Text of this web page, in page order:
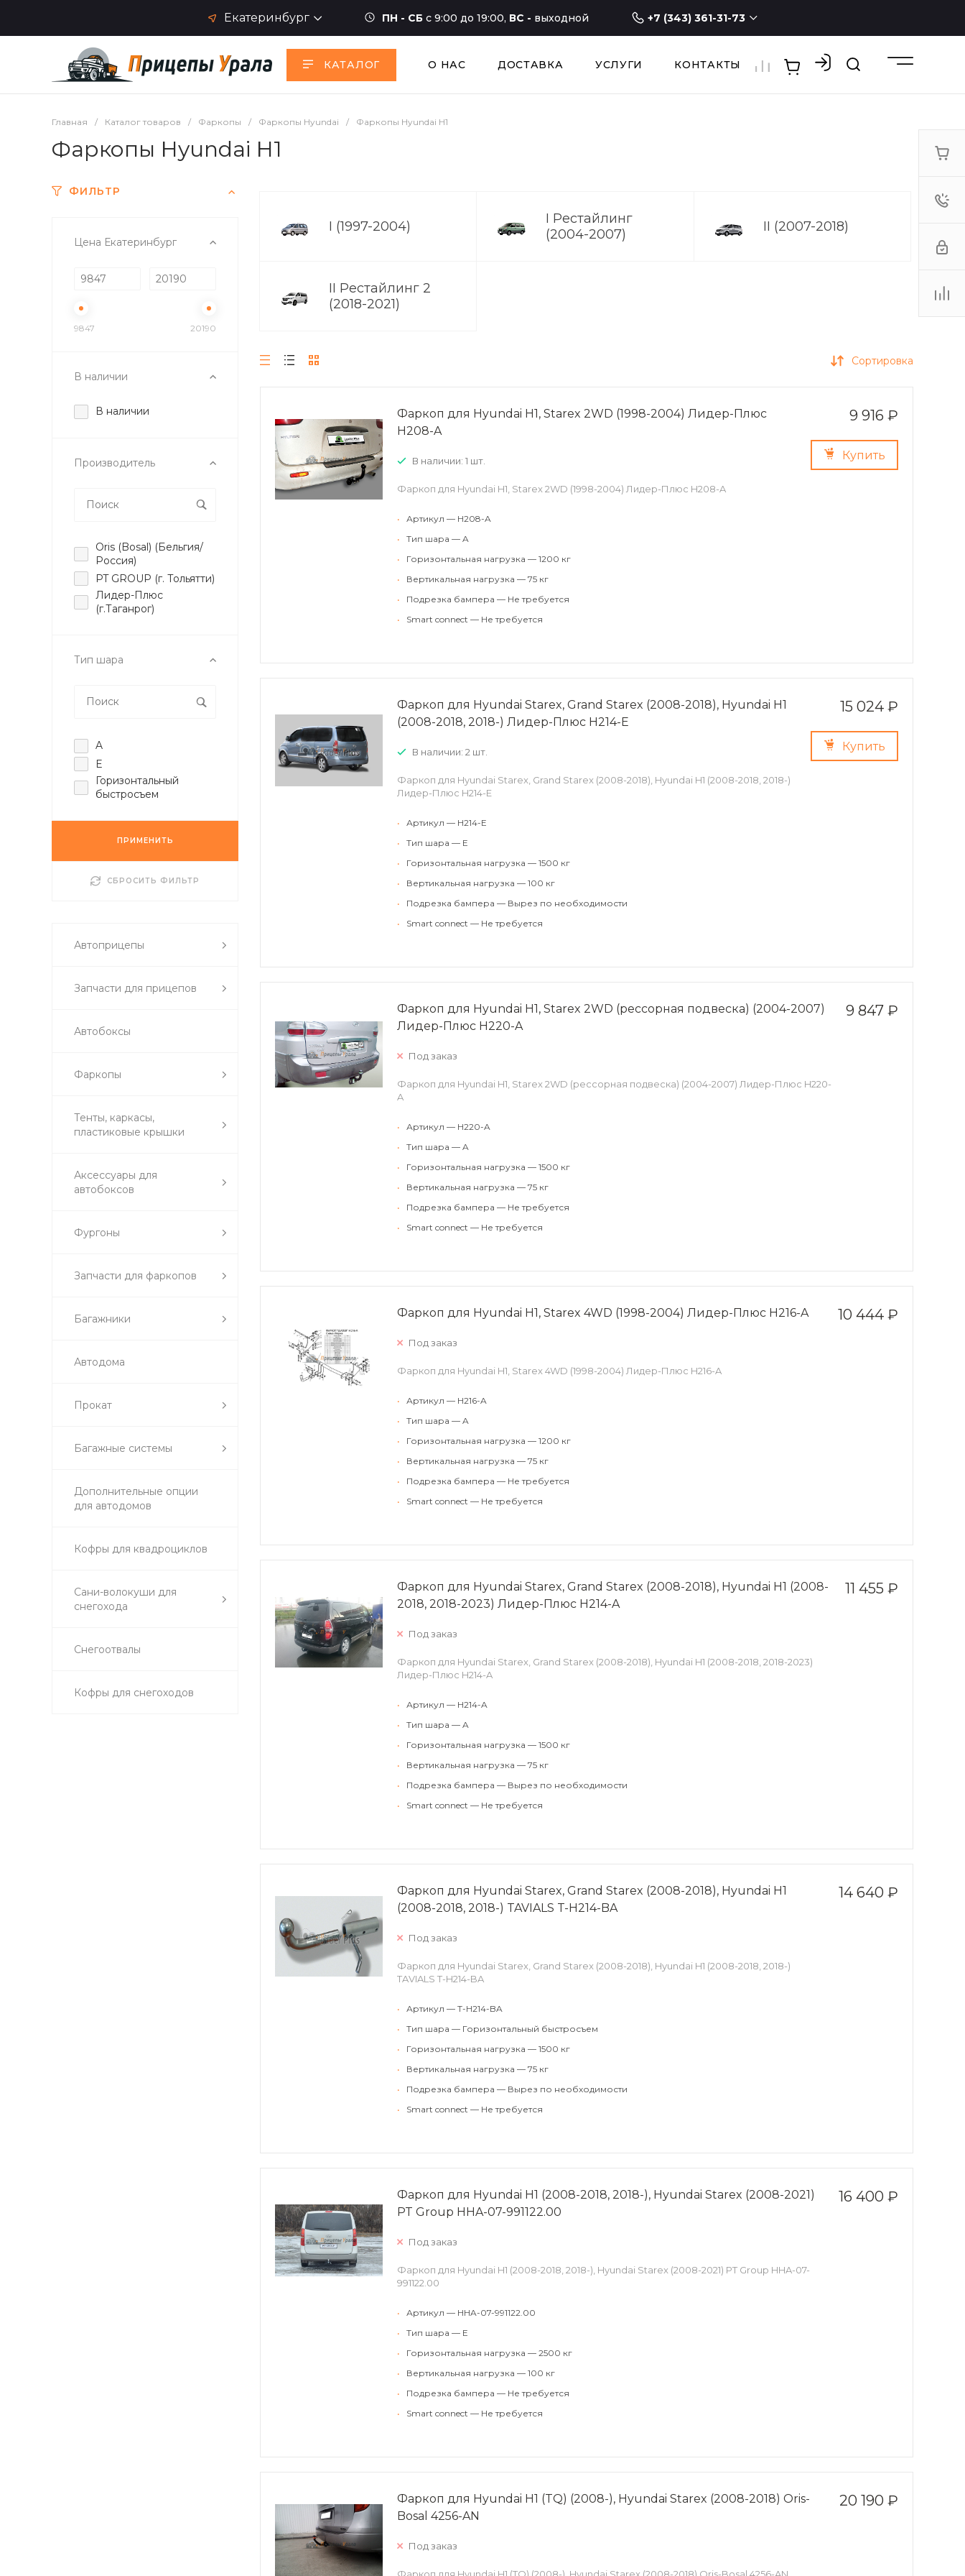
Екатеринбург ПН - СБ с 9:00 до 19:00, ВС - выходной +7 (343) 361-31-73
+7 (343) 361-31-73
КАТАЛОГ О НАС ДОСТАВКА УСЛУГИ КОНТАКТЫ
Главная / Каталог товаров / Фаркопы / Фаркопы Hyundai / Фаркопы Hyundai H1
Фаркопы Hyundai H1
ФИЛЬТР
Цена Екатеринбург
9847 20190
В наличии
В наличии
Производитель
Oris (Bosal) (Бельгия/
Россия)
PT GROUP (г. Тольятти)
Лидер-Плюс
(г.Таганрог)
Тип шара
A
E
Горизонтальный
быстросъем
ПРИМЕНИТЬ
СБРОСИТЬ ФИЛЬТР
Автоприцепы
Запчасти для прицепов
Автобоксы
Фаркопы
Тенты, каркасы,
пластиковые крышки
Аксессуары для
автобоксов
Фургоны
Запчасти для фаркопов
Багажники
Автодома
Прокат
Багажные системы
Дополнительные опции
для автодомов
Кофры для квадроциклов
Сани-волокуши для
снегохода
Снегоотвалы
Кофры для снегоходов
I (1997-2004)
I Рестайлинг
(2004-2007)
II (2007-2018)
II Рестайлинг 2
(2018-2021)
Сортировка
9 916 ₽
Купить
Фаркоп для Hyundai H1, Starex 2WD (1998-2004) Лидер-Плюс
H208-A
В наличии: 1 шт.
Фаркоп для Hyundai H1, Starex 2WD (1998-2004) Лидер-Плюс H208-A
•
Артикул — H208-A
•
Тип шара — A
•
Горизонтальная нагрузка — 1200 кг
•
Вертикальная нагрузка — 75 кг
•
Подрезка бампера — Не требуется
•
Smart connect — Не требуется
15 024 ₽
Купить
Фаркоп для Hyundai Starex, Grand Starex (2008-2018), Hyundai H1
(2008-2018, 2018-) Лидер-Плюс H214-E
В наличии: 2 шт.
Фаркоп для Hyundai Starex, Grand Starex (2008-2018), Hyundai H1 (2008-2018, 2018-)
Лидер-Плюс H214-E
•
Артикул — H214-E
•
Тип шара — E
•
Горизонтальная нагрузка — 1500 кг
•
Вертикальная нагрузка — 100 кг
•
Подрезка бампера — Вырез по необходимости
•
Smart connect — Не требуется
9 847 ₽
Фаркоп для Hyundai H1, Starex 2WD (рессорная подвеска) (2004-2007)
Лидер-Плюс H220-A
Под заказ
Фаркоп для Hyundai H1, Starex 2WD (рессорная подвеска) (2004-2007) Лидер-Плюс H220-
A
•
Артикул — H220-A
•
Тип шара — A
•
Горизонтальная нагрузка — 1500 кг
•
Вертикальная нагрузка — 75 кг
•
Подрезка бампера — Не требуется
•
Smart connect — Не требуется
10 444 ₽
Фаркоп для Hyundai H1, Starex 4WD (1998-2004) Лидер-Плюс H216-A
Под заказ
Фаркоп для Hyundai H1, Starex 4WD (1998-2004) Лидер-Плюс H216-A
•
Артикул — H216-A
•
Тип шара — A
•
Горизонтальная нагрузка — 1200 кг
•
Вертикальная нагрузка — 75 кг
•
Подрезка бампера — Не требуется
•
Smart connect — Не требуется
11 455 ₽
Фаркоп для Hyundai Starex, Grand Starex (2008-2018), Hyundai H1 (2008-
2018, 2018-2023) Лидер-Плюс H214-A
Под заказ
Фаркоп для Hyundai Starex, Grand Starex (2008-2018), Hyundai H1 (2008-2018, 2018-2023)
Лидер-Плюс H214-A
•
Артикул — H214-A
•
Тип шара — A
•
Горизонтальная нагрузка — 1500 кг
•
Вертикальная нагрузка — 75 кг
•
Подрезка бампера — Вырез по необходимости
•
Smart connect — Не требуется
14 640 ₽
Фаркоп для Hyundai Starex, Grand Starex (2008-2018), Hyundai H1
(2008-2018, 2018-) TAVIALS T-H214-BA
Под заказ
Фаркоп для Hyundai Starex, Grand Starex (2008-2018), Hyundai H1 (2008-2018, 2018-)
TAVIALS T-H214-BA
•
Артикул — T-H214-BA
•
Тип шара — Горизонтальный быстросъем
•
Горизонтальная нагрузка — 1500 кг
•
Вертикальная нагрузка — 75 кг
•
Подрезка бампера — Вырез по необходимости
•
Smart connect — Не требуется
16 400 ₽
Фаркоп для Hyundai H1 (2008-2018, 2018-), Hyundai Starex (2008-2021)
PT Group HHA-07-991122.00
Под заказ
Фаркоп для Hyundai H1 (2008-2018, 2018-), Hyundai Starex (2008-2021) PT Group HHA-07-
991122.00
•
Артикул — HHA-07-991122.00
•
Тип шара — E
•
Горизонтальная нагрузка — 2500 кг
•
Вертикальная нагрузка — 100 кг
•
Подрезка бампера — Не требуется
•
Smart connect — Не требуется
20 190 ₽
Фаркоп для Hyundai H1 (TQ) (2008-), Hyundai Starex (2008-2018) Oris-
Bosal 4256-AN
Под заказ